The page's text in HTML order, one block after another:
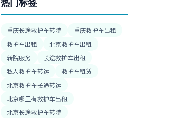
热门标签
重庆长途救护车转院
重庆救护车出租
救护车出租
北京救护车出租
转院服务
长途救护车出租
私人救护车转运
救护车租赁
北京救护车长途转运
北京哪里有救护车出租
北京长途救护车转院